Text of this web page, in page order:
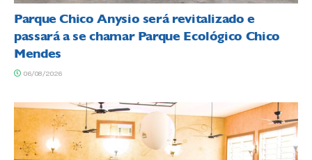
Parque Chico Anysio será revitalizado e
passará a se chamar Parque Ecológico Chico
Mendes
06/08/2026